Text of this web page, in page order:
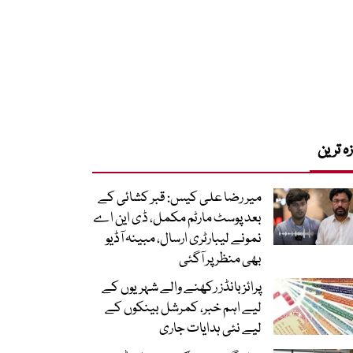
ترین
میر رضا علی کیس: قبر کشائی کے
بعد پوسٹ مارٹم مکمل، ڈی این اے
نمونے لیبارٹری ارسال، مبینہ آڈیو
بھی منظر پر آگئی
پرائز بانڈز رکھنے والے شہریوں کے
لیے اہم خبر، کمرشل بینکوں کے
لیے نئی ہدایات جاری